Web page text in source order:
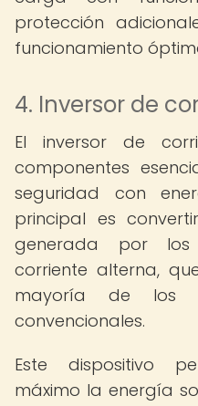
protección
funcionamiento
4. Inversor de
El inversor de
componentes
seguridad con
principal es
generada por
corriente alterna,
mayoría de los
convencionales.
Este dispositivo
máximo la energía